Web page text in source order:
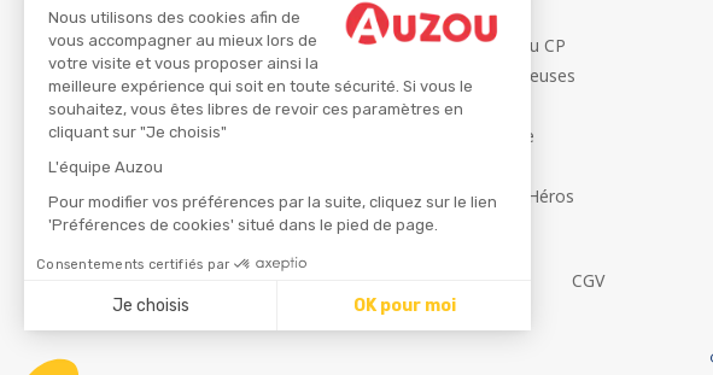
Nous utilisons des cookies afin de
vous accompagner au mieux lors de
votre visite et vous proposer ainsi la
meilleure expérience qui soit en toute sécurité. Si vous le
souhaitez, vous êtes libres de revoir ces paramètres en
cliquant sur "Je choisis"
L'équipe Auzou
Pour modifier vos préférences par la suite, cliquez sur le lien
'Préférences de cookies' situé dans le pied de page.
Consentements certifiés par
Je choisis OK pour moi
P'tit Loup
Les Héros du CP
Les Influenceuses
Migali
Petite Taupe
Ma Boîte à Héros
CGV